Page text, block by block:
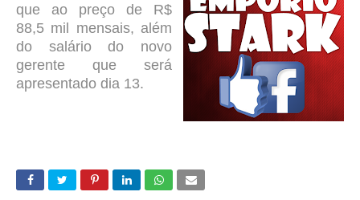
que ao preço de R$
88,5 mil mensais, além
do salário do novo
gerente que será
apresentado dia 13.